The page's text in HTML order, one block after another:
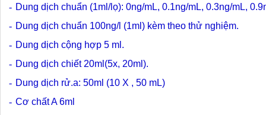
- Dung dịch chuẩn (1ml/lọ):0ng/mL, 0.1ng/mL, 0.3ng/mL,
- Dung dịch chuẩn 100ng/l (1ml) kèm theo thử nghiệm.
- Dung dịchcộng hợp 5 ml .
- Dung dịch chiết 20ml(5x, 20ml).
- Dung dịch rử.a: 50ml (10 X , 50 mL)
- Cơ chất A 6ml